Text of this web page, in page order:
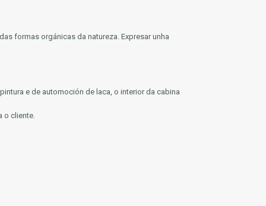
formas orgánicas da natureza. Expresar unha
e de automoción de laca, o interior da cabina
o cliente.